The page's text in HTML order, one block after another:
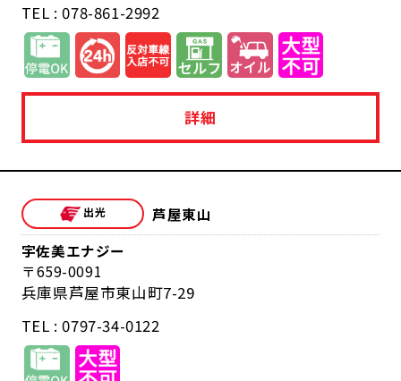
TEL : 078-861-2992
詳細
芦屋東山
宇佐美エナジー
659-0091
兵庫県芦屋市東山町7-29
TEL : 0797-34-0122